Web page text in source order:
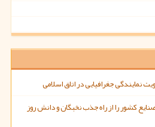
نمایندگی جغرافیایی در اتاق اسلامی
کشور را از راه جذب نخبگان و دانش روز